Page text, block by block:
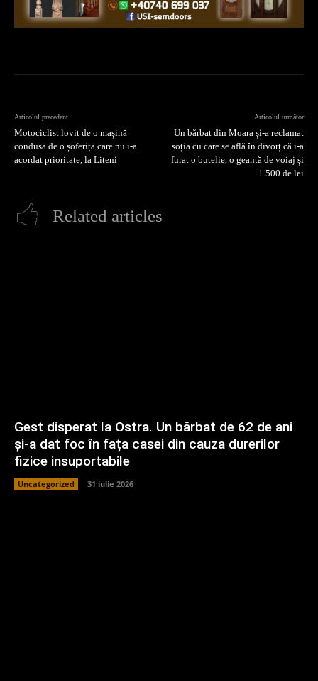
Articolul precedent
Motociclist lovit de o mașină
condusă de o șoferiță care nu i-a
acordat prioritate, la Liteni
Articolul următor
Un bărbat din Moara și-a reclamat
soția cu care se află în divorț că i-a
furat o butelie, o geantă de voiaj și
1.500 de lei
Related articles
Gest disperat la Ostra. Un bărbat de 62 de ani
și-a dat foc în fața casei din cauza durerilor
fizice insuportabile
Uncategorized 31 iulie 2026